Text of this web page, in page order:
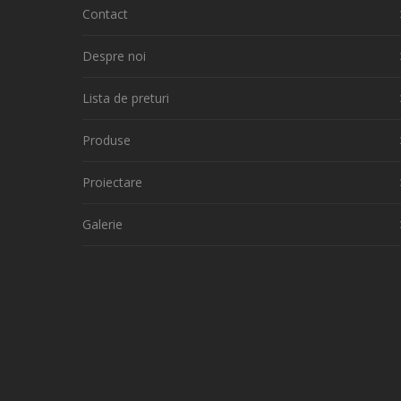
Contact
Despre noi
Lista de preturi
Produse
Proiectare
Galerie